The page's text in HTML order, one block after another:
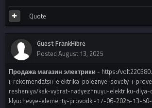
Quote
Guest FrankHibre
Posted August 13, 2025
Продажа магазин электрики - https://
i-rekomendatsii-elektrika-poleznye-sovety-i-
resheniya/kak-vybrat-nadyezhnuyu-elektriku-
klyuchevye-elementy-provodki-17-06-2025-13-